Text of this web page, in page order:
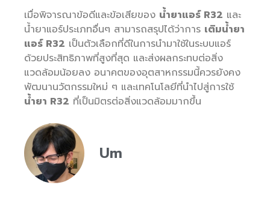
เมื่อพิจารณาข้อดีและข้อเสียของ น้ำยาแอร์ R32 และ
น้ำยาแอร์ประเภทอื่นๆ สามารถสรุปได้ว่าการ เติมน้ำยา
แอร์ R32 เป็นตัวเลือกที่ดีในการนำมาใช้ในระบบแอร์
ด้วยประสิทธิภาพที่สูงที่สุด และส่งผลกระทบต่อสิ่ง
แวดล้อมน้อยลง อนาคตของอุตสาหกรรมนี้ควรยังคง
พัฒนานวัตกรรมใหม่ ๆ และเทคโนโลยีที่นำไปสู่การใช้
น้ำยา R32 ที่เป็นมิตรต่อสิ่งแวดล้อมมากขึ้น
Um